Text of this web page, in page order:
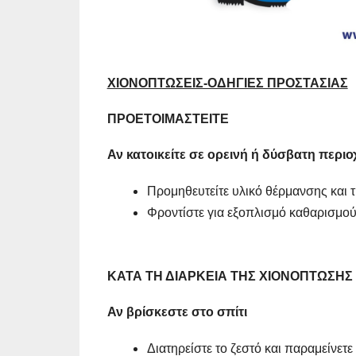
ΧΙΟΝΟΠΤΩΣΕΙΣ-ΟΔΗΓΙΕΣ ΠΡΟΣΤΑΣΙΑΣ
ΠΡΟΕΤΟΙΜΑΣΤΕΙΤΕ
Αν κατοικείτε σε ορεινή ή δύσβατη
Προμηθευτείτε υλικό θέρμανσης και
Φροντίστε για εξοπλισμό
ΚΑΤΑ ΤΗ ΔΙΑΡΚΕΙΑ ΤΗΣ
Αν βρίσκεστε στο σπίτι
Διατηρείστε το ζεστό και